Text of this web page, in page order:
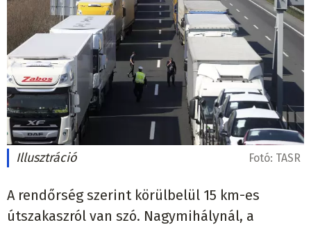
Illusztráció Fotó: TASR
A rendőrség szerint körülbelül 15 km-es
útszakaszról van szó. Nagymihálynál, a